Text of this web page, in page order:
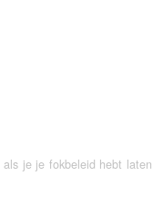
als je je fokbeleid hebt laten